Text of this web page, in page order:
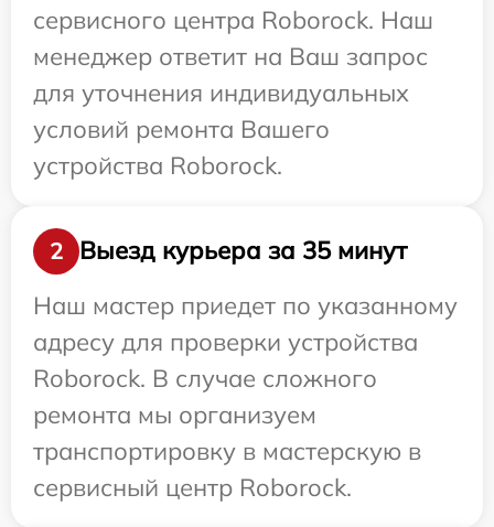
сервисного центра Roborock. Наш
менеджер ответит на Ваш запрос
для уточнения индивидуальных
условий ремонта Вашего
устройства Roborock.
2
Выезд курьера за 35 минут
Наш мастер приедет по указанному
адресу для проверки устройства
Roborock. В случае сложного
ремонта мы организуем
транспортировку в мастерскую в
сервисный центр Roborock.